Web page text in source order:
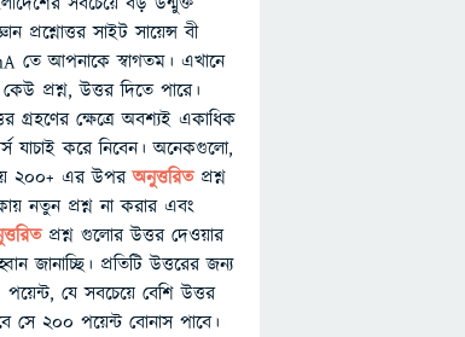
প্রশ্নোত্তর সাইট সায়েন্স বী
তে আপনাকে স্বাগতম। এখানে
প্রশ্ন, উত্তর দিতে পারে।
গ্রহণের ক্ষেত্রে অবশ্যই একাধিক
যাচাই করে নিবেন। অনেকগুলো,
২০০+ এর উপরঅনুত্তরিতপ্রশ্ন
নতুন প্রশ্ন না করার এবং
প্রশ্ন গুলোর উত্তর দেওয়ার
জানাচ্ছি। প্রতিটি উত্তরের জন্য
যে সবচেয়ে বেশি উত্তর
সে ২০০ পয়েন্ট বোনাস পাবে।